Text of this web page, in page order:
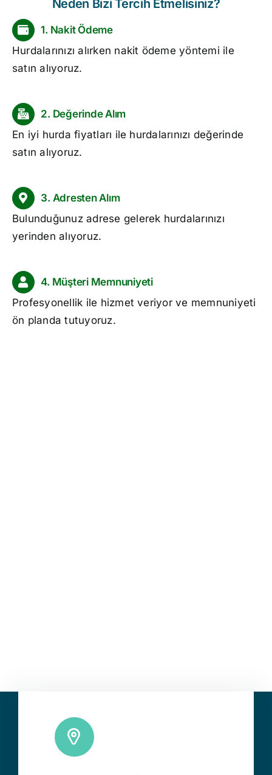
Neden Bizi Tercih Etmelisiniz?
1. Nakit Ödeme
Hurdalarınızı alırken nakit ödeme yöntemi ile
satın alıyoruz.
2. Değerinde Alım
En iyi hurda fiyatları ile hurdalarınızı değerinde
satın alıyoruz.
3. Adresten Alım
Bulunduğunuz adrese gelerek hurdalarınızı
yerinden alıyoruz.
4. Müşteri Memnuniyeti
Profesyonellik ile hizmet veriyor ve memnuniyeti
ön planda tutuyoruz.